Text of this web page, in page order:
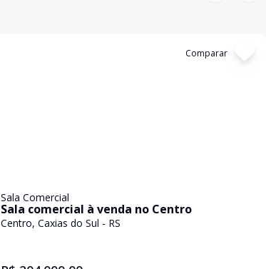
Comparar
Sala Comercial
Sala comercial à venda no Centro
Centro, Caxias do Sul - RS